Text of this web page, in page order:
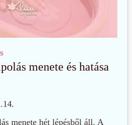
menete és hatása
menete hét lépésből áll. A